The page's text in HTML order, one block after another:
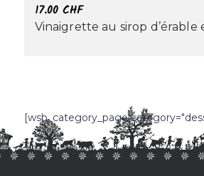
17.00 CHF
Vinaigrette au sirop d’érable
[wsb_category_page